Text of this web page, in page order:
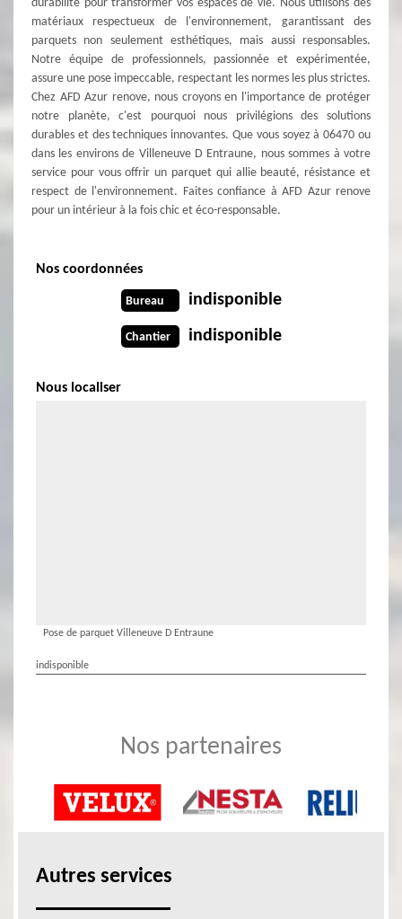
durabilité pour transformer vos espaces de vie. Nous utilisons des
matériaux respectueux de l'environnement, garantissant des
parquets non seulement esthétiques, mais aussi responsables.
Notre équipe de professionnels, passionnée et expérimentée,
assure une pose impeccable, respectant les normes les plus strictes.
Chez AFD Azur renove, nous croyons en l'importance de protéger
notre planète, c'est pourquoi nous privilégions des solutions
durables et des techniques innovantes. Que vous soyez à 06470 ou
dans les environs de Villeneuve D Entraune, nous sommes à votre
service pour vous offrir un parquet qui allie beauté, résistance et
respect de l'environnement. Faites confiance à AFD Azur renove
pour un intérieur à la fois chic et éco-responsable.
Nos coordonnées
Bureau indisponible
Chantier indisponible
Nous localiser
Pose de parquet Villeneuve D Entraune
indisponible
Nos partenaires
Autres services